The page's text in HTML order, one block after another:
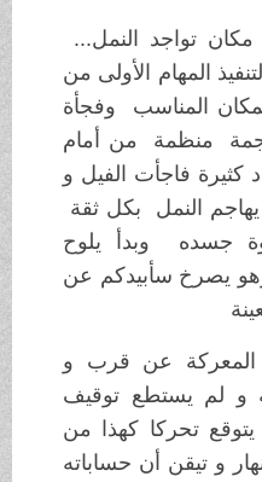
تواجد النمل...
المهام الأولى من
المناسب وفجأة
منظمة من أمام
فاجأت الفيل و
النمل بكل ثقة
جسده وبدأ يلوح
يصرخ سأبيدكم عن
عن قرب و
و لم يستطع توقيف
تحركا كهذا من
و تيقن أن حساباته